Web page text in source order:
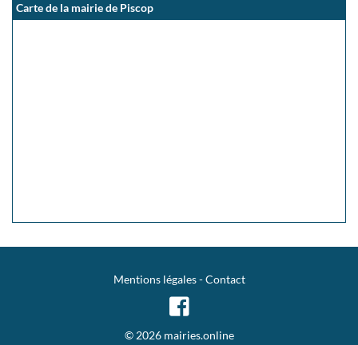
Carte de la mairie de Piscop
Mentions légales-Contact
© 2026 mairies.online